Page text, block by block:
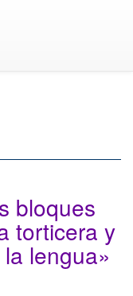
bloques
torticera y
lengua»